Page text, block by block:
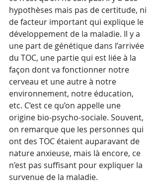
hypothèses mais pas de certitude, ni
de facteur important qui explique le
développement de la maladie. Il y a
une part de génétique dans l’arrivée
du TOC, une partie qui est liée à la
façon dont va fonctionner notre
cerveau et une autre à notre
environnement, notre éducation,
etc. C’est ce qu’on appelle une
origine bio-psycho-sociale. Souvent,
on remarque que les personnes qui
ont des TOC étaient auparavant de
nature anxieuse, mais là encore, ce
n’est pas suffisant pour expliquer la
survenue de la maladie.